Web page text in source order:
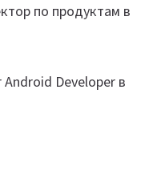
по продуктам в
Developer в